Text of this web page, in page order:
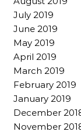
July 2019
June 2019
May 2019
April 2019
March 2019
February 2019
January 2019
December
November